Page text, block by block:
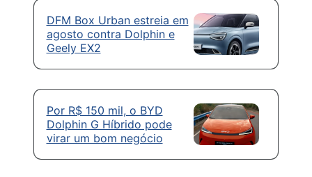
DFM Box Urban estreia em
agosto contra Dolphin e
Geely EX2
Por R$ 150 mil, o BYD
Dolphin G Híbrido pode
virar um bom negócio